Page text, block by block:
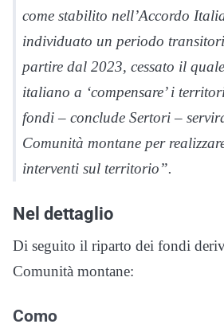
come stabilito nell’Accordo
individuato un periodo
partire dal 2023, cessato il
italiano a ‘compensare’ i
fondi – conclude Sertori –
Comunità montane per
interventi sul territorio”.
Nel dettaglio
Di seguito il riparto dei fondi
Comunità montane:
Como